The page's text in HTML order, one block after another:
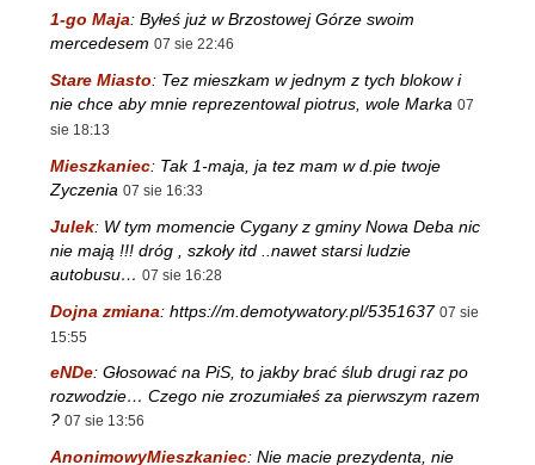
1-go Maja: Byłeś już w Brzostowej Górze swoim
mercedesem 07 sie 22:46
Stare Miasto: Tez mieszkam w jednym z tych blokow i
nie chce aby mnie reprezentowal piotrus, wole Marka 07
sie 18:13
Mieszkaniec: Tak 1-maja, ja tez mam w d.pie twoje
Zyczenia 07 sie 16:33
Julek: W tym momencie Cygany z gminy Nowa Deba nic
nie mają !!! dróg , szkoły itd ..nawet starsi ludzie
autobusu… 07 sie 16:28
Dojna zmiana: https://m.demotywatory.pl/5351637 07 sie
15:55
eNDe: Głosować na PiS, to jakby brać ślub drugi raz po
rozwodzie… Czego nie zrozumiałeś za pierwszym razem
? 07 sie 13:56
AnonimowyMieszkaniec: Nie macie prezydenta, nie